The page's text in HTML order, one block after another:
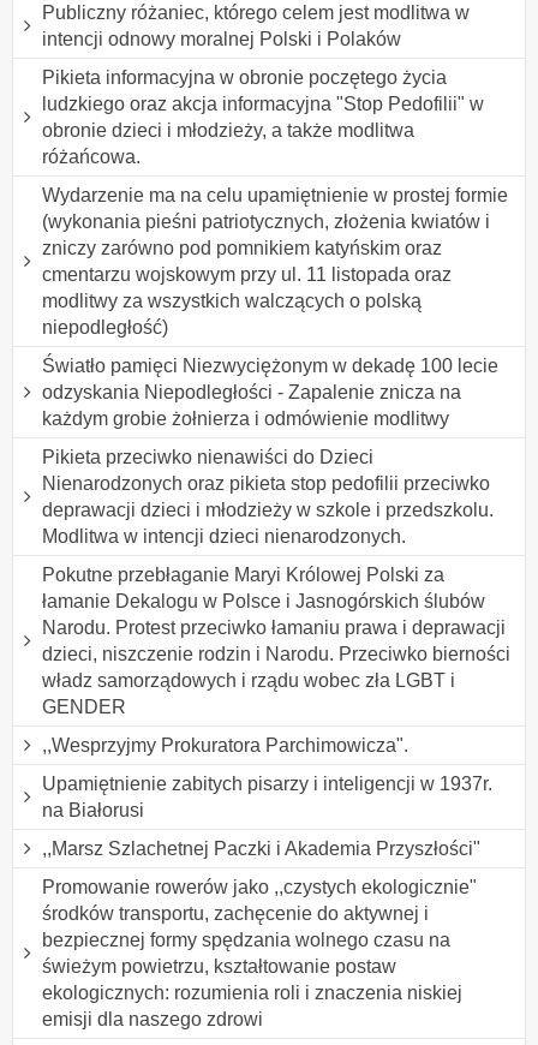
Publiczny różaniec, którego celem jest modlitwa w
intencji odnowy moralnej Polski i Polaków
Pikieta informacyjna w obronie poczętego życia
ludzkiego oraz akcja informacyjna "Stop Pedofilii" w
obronie dzieci i młodzieży, a także modlitwa
różańcowa.
Wydarzenie ma na celu upamiętnienie w prostej formie
(wykonania pieśni patriotycznych, złożenia kwiatów i
zniczy zarówno pod pomnikiem katyńskim oraz
cmentarzu wojskowym przy ul. 11 listopada oraz
modlitwy za wszystkich walczących o polską
niepodległość)
Światło pamięci Niezwyciężonym w dekadę 100 lecie
odzyskania Niepodległości - Zapalenie znicza na
każdym grobie żołnierza i odmówienie modlitwy
Pikieta przeciwko nienawiści do Dzieci
Nienarodzonych oraz pikieta stop pedofilii przeciwko
deprawacji dzieci i młodzieży w szkole i przedszkolu.
Modlitwa w intencji dzieci nienarodzonych.
Pokutne przebłaganie Maryi Królowej Polski za
łamanie Dekalogu w Polsce i Jasnogórskich ślubów
Narodu. Protest przeciwko łamaniu prawa i deprawacji
dzieci, niszczenie rodzin i Narodu. Przeciwko bierności
władz samorządowych i rządu wobec zła LGBT i
GENDER
,,Wesprzyjmy Prokuratora Parchimowicza".
Upamiętnienie zabitych pisarzy i inteligencji w 1937r.
na Białorusi
,,Marsz Szlachetnej Paczki i Akademia Przyszłości"
Promowanie rowerów jako ,,czystych ekologicznie"
środków transportu, zachęcenie do aktywnej i
bezpiecznej formy spędzania wolnego czasu na
świeżym powietrzu, kształtowanie postaw
ekologicznych: rozumienia roli i znaczenia niskiej
emisji dla naszego zdrowi